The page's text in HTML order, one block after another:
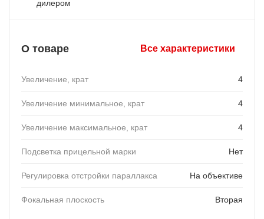
дилером
О товаре Все характеристики
Увеличение, крат 4
Увеличение минимальное, крат 4
Увеличение максимальное, крат 4
Подсветка прицельной марки Нет
Регулировка отстройки параллакса На объективе
Фокальная плоскость Вторая